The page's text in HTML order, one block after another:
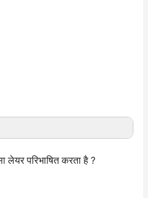
लेयर परिभाषित करता है ?